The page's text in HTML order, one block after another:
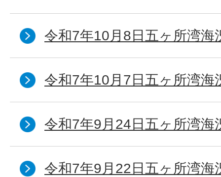
令和7年10月8日五ヶ所湾海
令和7年10月7日五ヶ所湾海
令和7年9月24日五ヶ所湾海
令和7年9月22日五ヶ所湾海